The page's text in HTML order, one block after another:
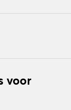
voor